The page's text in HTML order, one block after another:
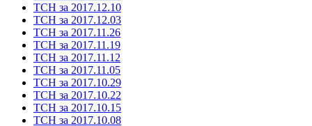
ТСН за 2017.12.10
ТСН за 2017.12.03
ТСН за 2017.11.26
ТСН за 2017.11.19
ТСН за 2017.11.12
ТСН за 2017.11.05
ТСН за 2017.10.29
ТСН за 2017.10.22
ТСН за 2017.10.15
ТСН за 2017.10.08